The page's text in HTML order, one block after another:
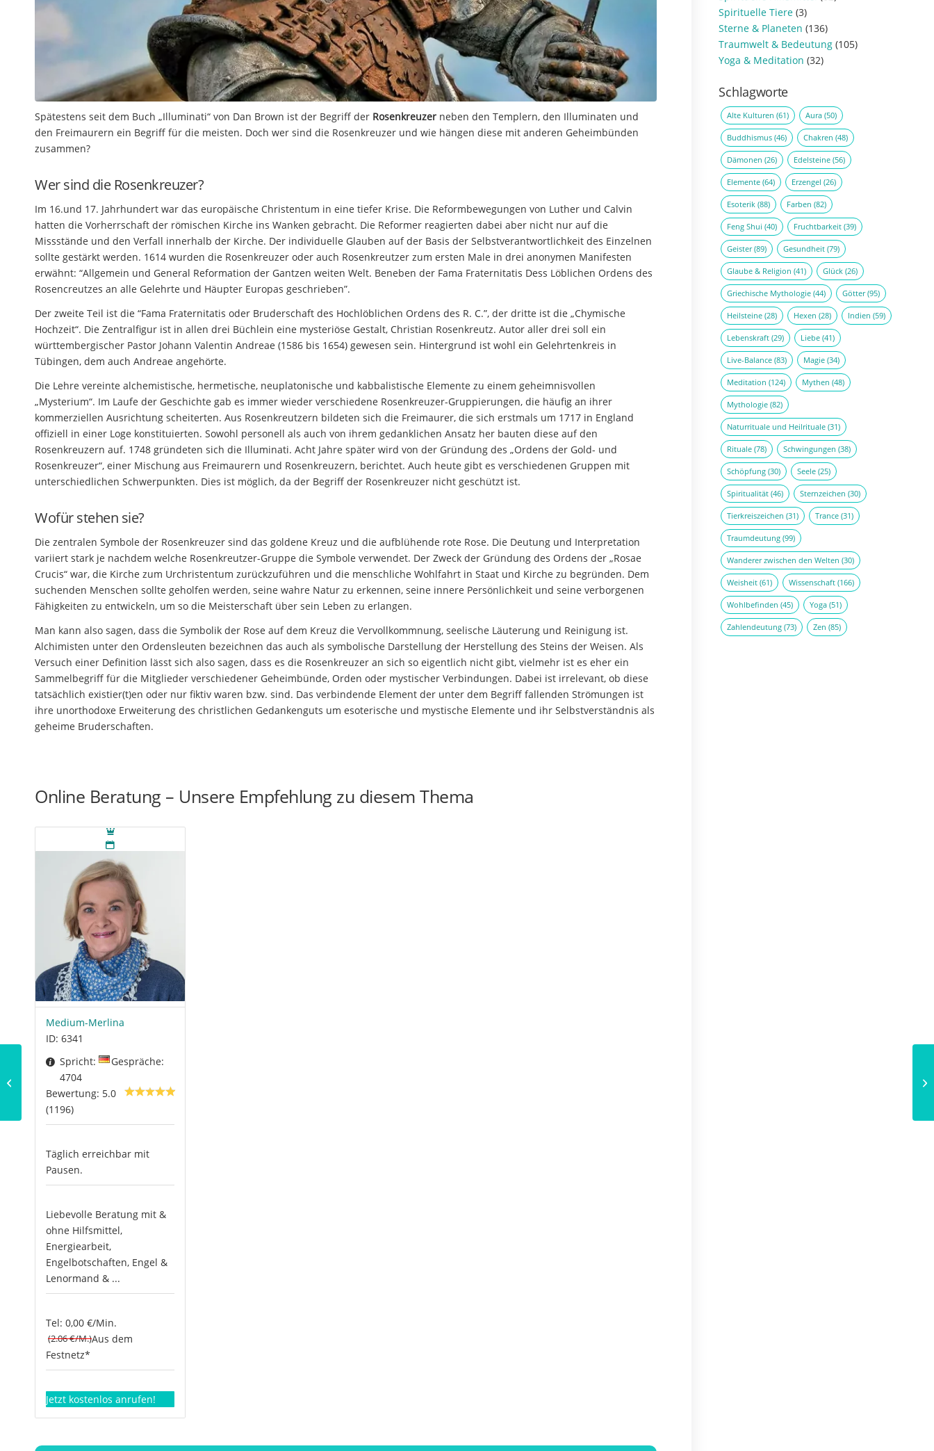
Spätestens seit dem Buch „Illuminati“ von Dan Brown ist der Begriff der Rosenkreuzer neben den Templern, den Illuminaten und
den Freimaurern ein Begriff für die meisten. Doch wer sind die Rosenkreuzer und wie hängen diese mit anderen Geheimbünden
zusammen?
Wer sind die Rosenkreuzer?
Im 16.und 17. Jahrhundert war das europäische Christentum in eine tiefer Krise. Die Reformbewegungen von Luther und Calvin
hatten die Vorherrschaft der römischen Kirche ins Wanken gebracht. Die Reformer reagierten dabei aber nicht nur auf die
Missstände und den Verfall innerhalb der Kirche. Der individuelle Glauben auf der Basis der Selbstverantwortlichkeit des Einzelnen
sollte gestärkt werden. 1614 wurden die Rosenkreuzer oder auch Rosenkreutzer zum ersten Male in drei anonymen Manifesten
erwähnt: “Allgemein und General Reformation der Gantzen weiten Welt. Beneben der Fama Fraternitatis Dess Löblichen Ordens des
Rosencreutzes an alle Gelehrte und Häupter Europas geschrieben”.
Der zweite Teil ist die “Fama Fraternitatis oder Bruderschaft des Hochlöblichen Ordens des R. C.”, der dritte ist die „Chymische
Hochzeit“. Die Zentralfigur ist in allen drei Büchlein eine mysteriöse Gestalt, Christian Rosenkreutz. Autor aller drei soll ein
württembergischer Pastor Johann Valentin Andreae (1586 bis 1654) gewesen sein. Hintergrund ist wohl ein Gelehrtenkreis in
Tübingen, dem auch Andreae angehörte.
Die Lehre vereinte alchemistische, hermetische, neuplatonische und kabbalistische Elemente zu einem geheimnisvollen
„Mysterium“. Im Laufe der Geschichte gab es immer wieder verschiedene Rosenkreuzer-Gruppierungen, die häufig an ihrer
kommerziellen Ausrichtung scheiterten. Aus Rosenkreutzern bildeten sich die Freimaurer, die sich erstmals um 1717 in England
offiziell in einer Loge konstituierten. Sowohl personell als auch von ihrem gedanklichen Ansatz her bauten diese auf den
Rosenkreuzern auf. 1748 gründeten sich die Illuminati. Acht Jahre später wird von der Gründung des „Ordens der Gold- und
Rosenkreuzer“, einer Mischung aus Freimaurern und Rosenkreuzern, berichtet. Auch heute gibt es verschiedenen Gruppen mit
unterschiedlichen Schwerpunkten. Dies ist möglich, da der Begriff der Rosenkreuzer nicht geschützt ist.
Wofür stehen sie?
Die zentralen Symbole der Rosenkreuzer sind das goldene Kreuz und die aufblühende rote Rose. Die Deutung und Interpretation
variiert stark je nachdem welche Rosenkreutzer-Gruppe die Symbole verwendet. Der Zweck der Gründung des Ordens der „Rosae
Crucis“ war, die Kirche zum Urchristentum zurückzuführen und die menschliche Wohlfahrt in Staat und Kirche zu begründen. Dem
suchenden Menschen sollte geholfen werden, seine wahre Natur zu erkennen, seine innere Persönlichkeit und seine verborgenen
Fähigkeiten zu entwickeln, um so die Meisterschaft über sein Leben zu erlangen.
Man kann also sagen, dass die Symbolik der Rose auf dem Kreuz die Vervollkommnung, seelische Läuterung und Reinigung ist.
Alchimisten unter den Ordensleuten bezeichnen das auch als symbolische Darstellung der Herstellung des Steins der Weisen. Als
Versuch einer Definition lässt sich also sagen, dass es die Rosenkreuzer an sich so eigentlich nicht gibt, vielmehr ist es eher ein
Sammelbegriff für die Mitglieder verschiedener Geheimbünde, Orden oder mystischer Verbindungen. Dabei ist irrelevant, ob diese
tatsächlich existier(t)en oder nur fiktiv waren bzw. sind. Das verbindende Element der unter dem Begriff fallenden Strömungen ist
ihre unorthodoxe Erweiterung des christlichen Gedankenguts um esoterische und mystische Elemente und ihr Selbstverständnis als
geheime Bruderschaften.
Online Beratung – Unsere Empfehlung zu diesem Thema
Medium-Merlina
ID: 6341
Spricht:
Gespräche:
4704
Bewertung: 5.0
(1196)
Täglich erreichbar mit
Pausen.
Liebevolle Beratung mit &
ohne Hilfsmittel,
Energiearbeit,
Engelbotschaften, Engel &
Lenormand & ...
Tel: 0,00 €/Min.
(2.06 €/M.)Aus dem
Festnetz*
Jetzt kostenlos anrufen!
Spirituelle Tiere (3)
Sterne & Planeten (136)
Traumwelt & Bedeutung (105)
Yoga & Meditation (32)
Schlagworte
Alte Kulturen (61) Aura (50)
Buddhismus (46) Chakren (48)
Dämonen (26) Edelsteine (56)
Elemente (64) Erzengel (26)
Esoterik (88) Farben (82)
Feng Shui (40) Fruchtbarkeit (39)
Geister(89) Gesundheit (79)
Glaube & Religion (41) Glück (26)
Griechische Mythologie (44) Götter(95)
Heilsteine (28) Hexen (28) Indien (59)
Lebenskraft (29) Liebe (41)
Live-Balance (83) Magie (34)
Meditation (124) Mythen (48)
Mythologie (82)
Naturrituale und Heilrituale (31)
Rituale (78) Schwingungen (38)
Schöpfung (30) Seele (25)
Spiritualität (46) Sternzeichen (30)
Tierkreiszeichen (31) Trance (31)
Traumdeutung (99)
Wanderer zwischen den Welten (30)
Weisheit (61) Wissenschaft (166)
Wohlbefinden (45) Yoga (51)
Zahlendeutung (73) Zen (85)
Die Wirkung von
Mantras